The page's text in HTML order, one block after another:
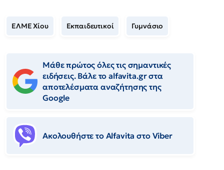
ΕΛΜΕ Χίου Εκπαιδευτικοί Γυμνάσιο
Μάθε πρώτος όλες τις σημαντικές
ειδήσεις. Βάλε το alfavita.gr στα
αποτελέσματα αναζήτησης της
Google
Ακολουθήστε το Αlfavita στο Viber